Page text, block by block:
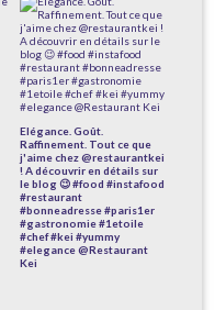
Elégance. Goût.
Raffinement. Tout ce que
j'aime chez @restaurantkei
! A découvrir en détails sur
le blog 😉 #food #instafood
#restaurant
#bonneadresse #paris1er
#gastronomie #1etoile
#chef #kei #yummy
#elegance @Restaurant
Kei